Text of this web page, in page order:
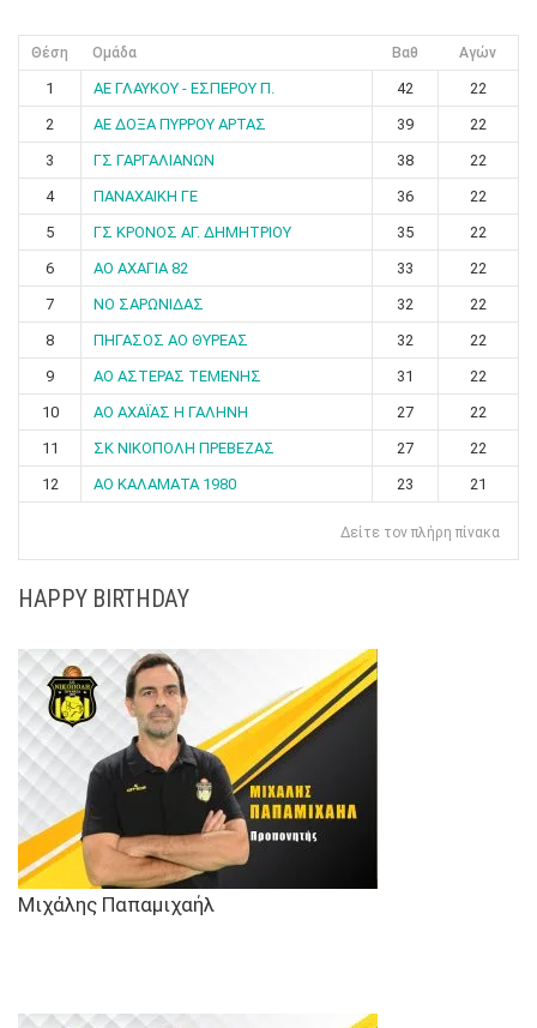
Θέση Ομάδα Βαθ Αγών
1 ΑΕ ΓΛΑΥΚΟΥ - ΕΣΠΕΡΟΥ Π. 42
22
2
ΑΕ ΔΟΞΑ ΠΥΡΡΟΥ ΑΡΤΑΣ 39
22
3
ΓΣ ΓΑΡΓΑΛΙΑΝΩΝ 38
22
4
ΠΑΝΑΧΑΙΚΗ ΓΕ 36
22
5
ΓΣ ΚΡΟΝΟΣ ΑΓ. ΔΗΜΗΤΡΙΟΥ 35
22
6
ΑΟ ΑΧΑΓΙΑ 82 33
22
7
ΝΟ ΣΑΡΩΝΙΔΑΣ 32
22
8
ΠΗΓΑΣΟΣ ΑΟ ΘΥΡΕΑΣ 32
22
9
ΑΟ ΑΣΤΕΡΑΣ ΤΕΜΕΝΗΣ 31
22
10
ΑΟ ΑΧΑΪΑΣ Η ΓΑΛΗΝΗ 27
22
11
ΣΚ ΝΙΚΟΠΟΛΗ ΠΡΕΒΕΖΑΣ 27
22
12
ΑΟ ΚΑΛΑΜΑΤΑ 1980 23 21
Δείτε τον πλήρη πίνακα
HAPPY BIRTHDAY
Μιχάλης Παπαμιχαήλ